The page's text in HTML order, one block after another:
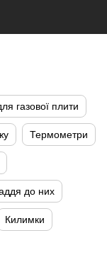
газової плити
Термометри
до них
Килимки